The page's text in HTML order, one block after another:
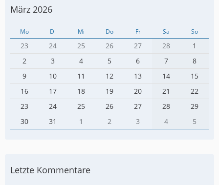
März 2026
Mo Di Mi Do Fr Sa So
23 24 25 26 27 28
1
2
3 4 5 6 7
8
9
10 11 12 13 14
15
16
17 18 19 20 21
22
23
24 25 26 27 28
29
30
31 1 2 3 4 5
Letzte Kommentare